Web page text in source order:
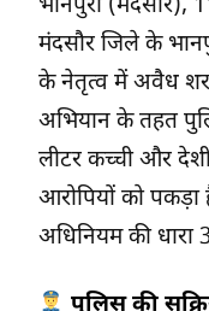
भानपुरा
मंदसौर जिले के
के नेतृत्व में अवैध
अभियान के तहत
लीटर कच्ची और
आरोपियों को
अधिनियम की